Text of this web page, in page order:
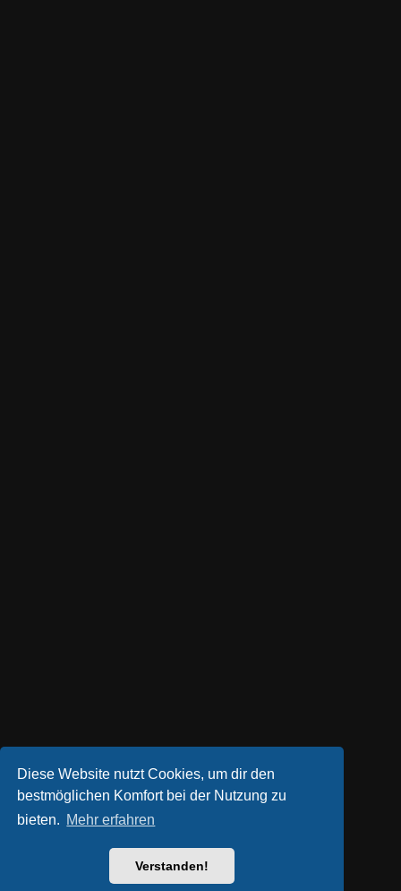
Diese Website nutzt Cookies, um dir den
bestmöglichen Komfort bei der Nutzung zu
bieten. Mehr erfahren
Verstanden!